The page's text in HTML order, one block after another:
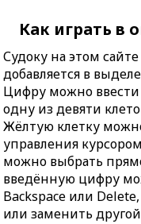
Как играть в
Судоку на этом
добавляется в
Цифру можно ввести
одну из девяти
Жёлтую клетку
управления
можно выбрать
введённую цифру
Backspace или
или заменить